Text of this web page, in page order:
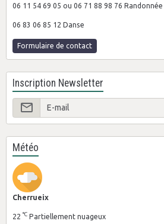
06 11 54 69 05 ou 06 71 88 98 76 Randonnée
06 83 06 85 12 Danse
Formulaire de contact
Inscription Newsletter
Météo
Cherrueix
22 °C Partiellement nuageux